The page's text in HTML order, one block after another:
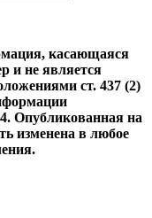
касающаяся
и не является
ст. 437 (2)
Опубликованная на
изменена в любое